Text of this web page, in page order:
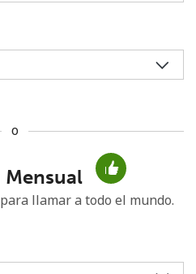
No se ha creado una contraseña
o
llamar a todo el mundo.